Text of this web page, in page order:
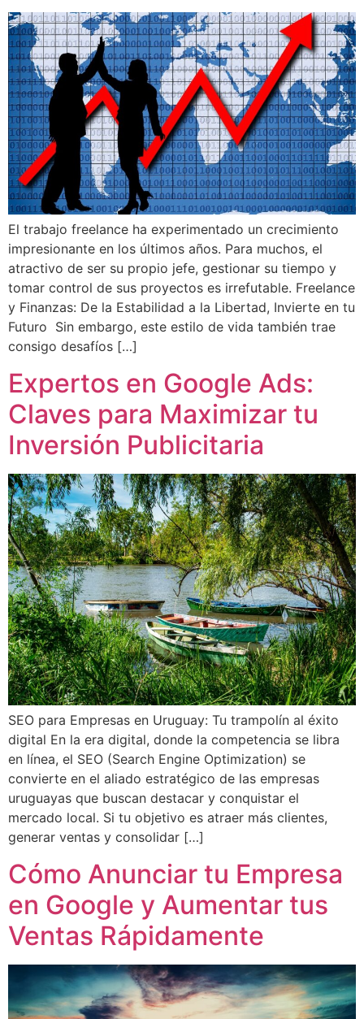
El trabajo freelance ha experimentado un crecimiento
impresionante en los últimos años. Para muchos, el
atractivo de ser su propio jefe, gestionar su tiempo y
tomar control de sus proyectos es irrefutable. Freelance
y Finanzas: De la Estabilidad a la Libertad, Invierte en tu
Futuro Sin embargo, este estilo de vida también trae
consigo desafíos […]
Expertos en Google Ads:
Claves para Maximizar tu
Inversión Publicitaria
SEO para Empresas en Uruguay: Tu trampolín al éxito
digital En la era digital, donde la competencia se libra
en línea, el SEO (Search Engine Optimization) se
convierte en el aliado estratégico de las empresas
uruguayas que buscan destacar y conquistar el
mercado local. Si tu objetivo es atraer más clientes,
generar ventas y consolidar […]
Cómo Anunciar tu Empresa
en Google y Aumentar tus
Ventas Rápidamente